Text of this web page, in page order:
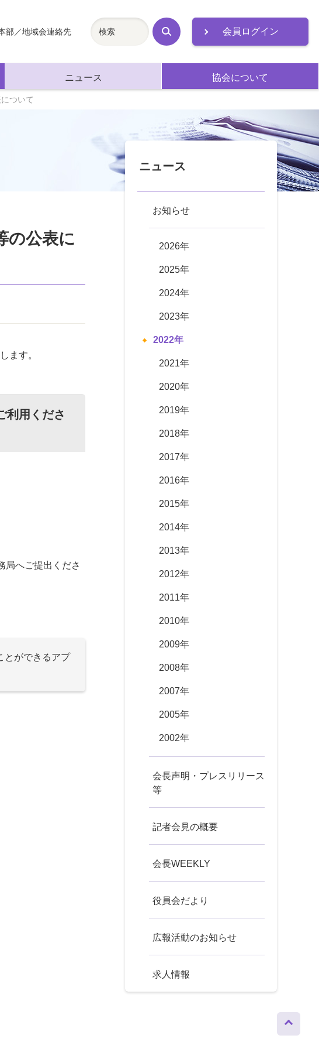
会員ログイン
ニュース 協会について
部／地域会連絡先
検
索
ついて
の公表に
ます。
利用くださ
局へご提出くださ
とができるアプ
ニュース
お知らせ
2026年
2025年
2024年
2023年
2022年
2021年
2020年
2019年
2018年
2017年
2016年
2015年
2014年
2013年
2012年
2011年
2010年
2009年
2008年
2007年
2005年
2002年
会長声明・プレスリリース
等
記者会見の概要
会長WEEKLY
役員会だより
広報活動のお知らせ
求人情報
ップへ